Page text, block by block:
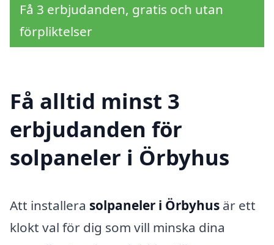
Få 3 erbjudanden, gratis och utan
förpliktelser
Få alltid minst 3
erbjudanden för
solpaneler i Örbyhus
Att installera solpaneler i Örbyhus är ett
klokt val för dig som vill minska dina